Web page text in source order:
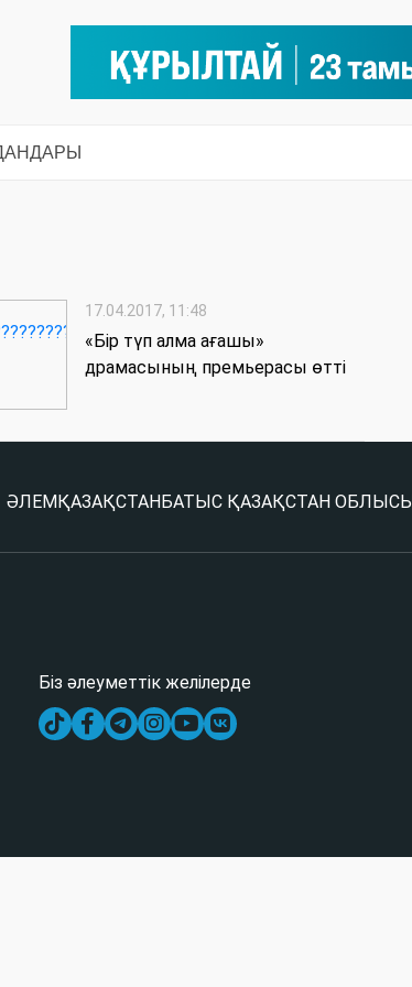
17.04.2017, 11:48
«Бір түп алма ағашы»
драмасының премьерасы өтті
ӘЛЕМ ҚАЗАҚСТАН БАТЫС ҚАЗАҚСТАН ОБЛЫСЫ
Біз әлеуметтік желілерде